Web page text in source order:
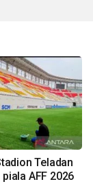
Teladan
AFF 2026